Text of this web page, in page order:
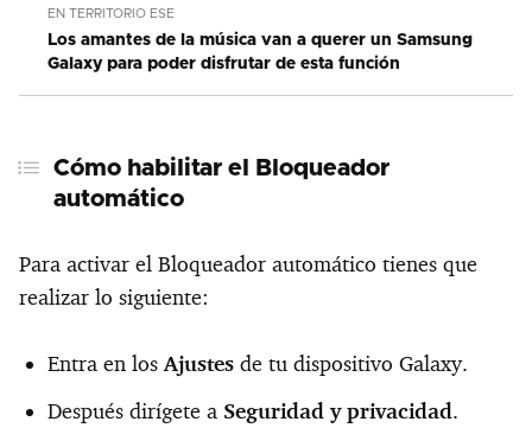
EN TERRITORIO ESE
Los amantes de la música van a querer un Samsung
Galaxy para poder disfrutar de esta función
Cómo habilitar el Bloqueador
automático
Para activar el Bloqueador automático tienes que
realizar lo siguiente:
Entra en losAjustes de tu dispositivo Galaxy.
Después dirígete a Seguridad y privacidad.